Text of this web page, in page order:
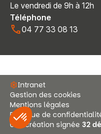
Le vendredi de 9h à 12h
Téléphone
04 77 33 08 13
Intranet
Gestion des cookies
Mentions légales
Politique de
Une création signée 32